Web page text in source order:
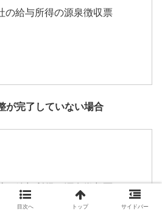
給与所得の源泉徴収票
が完了していない場合
給与所得の源泉徴収票
目次へ トップ サイドバー